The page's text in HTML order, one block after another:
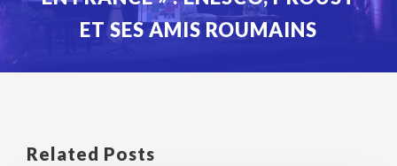
ET SES AMIS ROUMAINS
Related Posts